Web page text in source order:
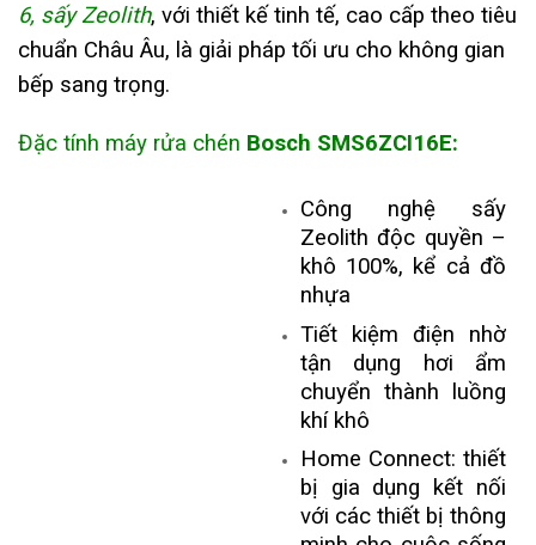
6, sấy Zeolith, với thiết kế tinh tế, cao cấp theo tiêu
chuẩn Châu Âu, là giải pháp tối ưu cho không gian
bếp sang trọng.
Đặc tính máy rửa chén Bosch SMS6ZCI16E:
Công nghệ sấy
Zeolith độc quyền –
khô 100%, kể cả đồ
nhựa
Tiết kiệm điện nhờ
tận dụng hơi ẩm
chuyển thành luồng
khí khô
Home Connect: thiết
bị gia dụng kết nối
với các thiết bị thông